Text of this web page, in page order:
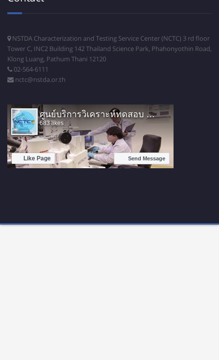
NSTDA Characterization and Testing Service Center (NCTC) 3 rd floor
Tower C, INC2 Building 142 Thailand Science Park, Phahonyothin Road,
Klong Luang, Pathum Thani 12120
02-564-6111
nctc@nstda.or.th